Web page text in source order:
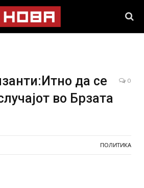
да се
во Брзата
0
ПОЛИТИКА